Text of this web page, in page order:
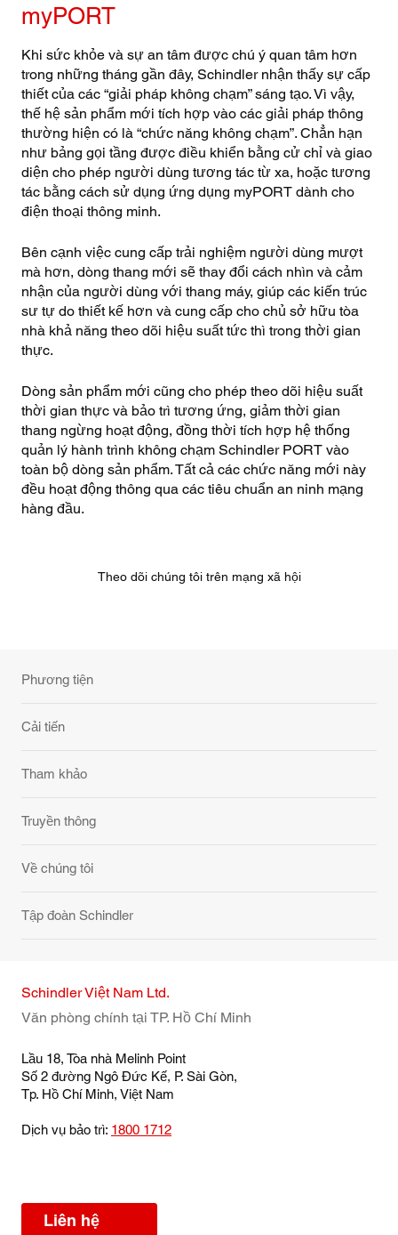
myPORT
Khi sức khỏe và sự an tâm được chú ý quan tâm hơn
trong những tháng gần đây, Schindler nhận thấy sự cấp
thiết của các “giải pháp không chạm” sáng tạo. Vì vậy,
thế hệ sản phẩm mới tích hợp vào các giải pháp thông
thường hiện có là “chức năng không chạm”. Chẳn hạn
như bảng gọi tầng được điều khiển bằng cử chỉ và giao
diện cho phép người dùng tương tác từ xa, hoặc tương
tác bằng cách sử dụng ứng dụng myPORT dành cho
điện thoại thông minh.
Bên cạnh việc cung cấp trải nghiệm người dùng mượt
mà hơn, dòng thang mới sẽ thay đổi cách nhìn và cảm
nhận của người dùng với thang máy, giúp các kiến trúc
sư tự do thiết kế hơn và cung cấp cho chủ sở hữu tòa
nhà khả năng theo dõi hiệu suất tức thì trong thời gian
thực.
Dòng sản phẩm mới cũng cho phép theo dõi hiệu suất
thời gian thực và bảo trì tương ứng, giảm thời gian
thang ngừng hoạt động, đồng thời tích hợp hệ thống
quản lý hành trình không chạm Schindler PORT vào
toàn bộ dòng sản phẩm. Tất cả các chức năng mới này
đều hoạt động thông qua các tiêu chuẩn an ninh mạng
hàng đầu.
Theo dõi chúng tôi trên mạng xã hội
Phương tiện
Cải tiến
Tham khảo
Truyền thông
Về chúng tôi
Tập đoàn Schindler
Schindler Việt Nam Ltd.
Văn phòng chính tại TP. Hồ Chí Minh
Lầu 18, Tòa nhà Melinh Point
Số 2 đường Ngô Đức Kế, P. Sài Gòn,
Tp. Hồ Chí Minh, Việt Nam
Dịch vụ bảo trì: 1800 1712
Liên hệ